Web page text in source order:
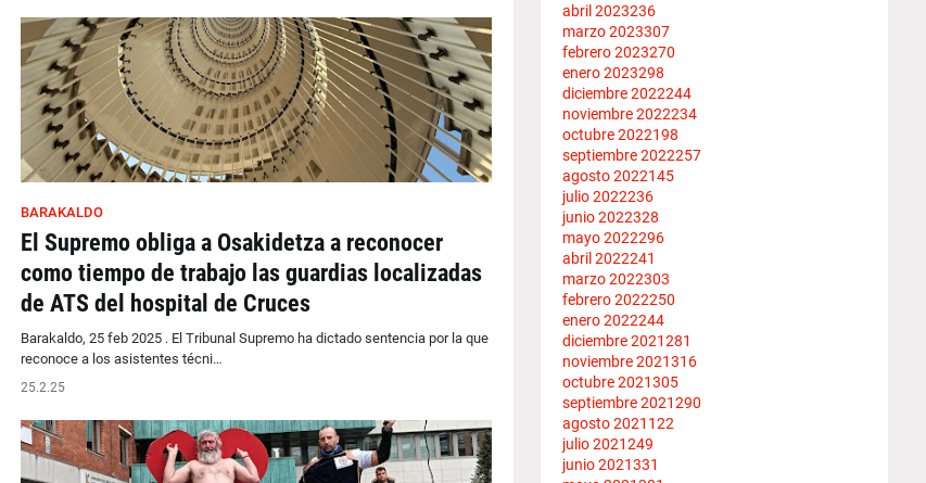
BARAKALDO
El Supremo obliga a Osakidetza a reconocer
como tiempo de trabajo las guardias localizadas
de ATS del hospital de Cruces
Barakaldo, 25 feb 2025 . El Tribunal Supremo ha dictado sentencia por la que
reconoce a los asistentes técni…
25.2.25
abril 2023236
marzo 2023307
febrero 2023270
enero 2023298
diciembre 2022244
noviembre 2022234
octubre 2022198
septiembre 2022257
agosto 2022145
julio 2022236
junio 2022328
mayo 2022296
abril 2022241
marzo 2022303
febrero 2022250
enero 2022244
diciembre 2021281
noviembre 2021316
octubre 2021305
septiembre 2021290
agosto 2021 122
julio 2021249
junio 2021331